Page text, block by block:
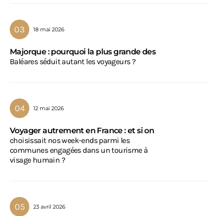
18 mai 2026
Majorque : pourquoi la plus grande des
Baléares séduit autant les voyageurs ?
12 mai 2026
Voyager autrement en France : et si on
choisissait nos week-ends parmi les
communes engagées dans un tourisme à
visage humain ?
23 avril 2026